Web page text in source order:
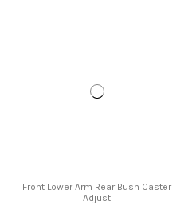
Front Lower Arm Rear Bush Caster
Adjust